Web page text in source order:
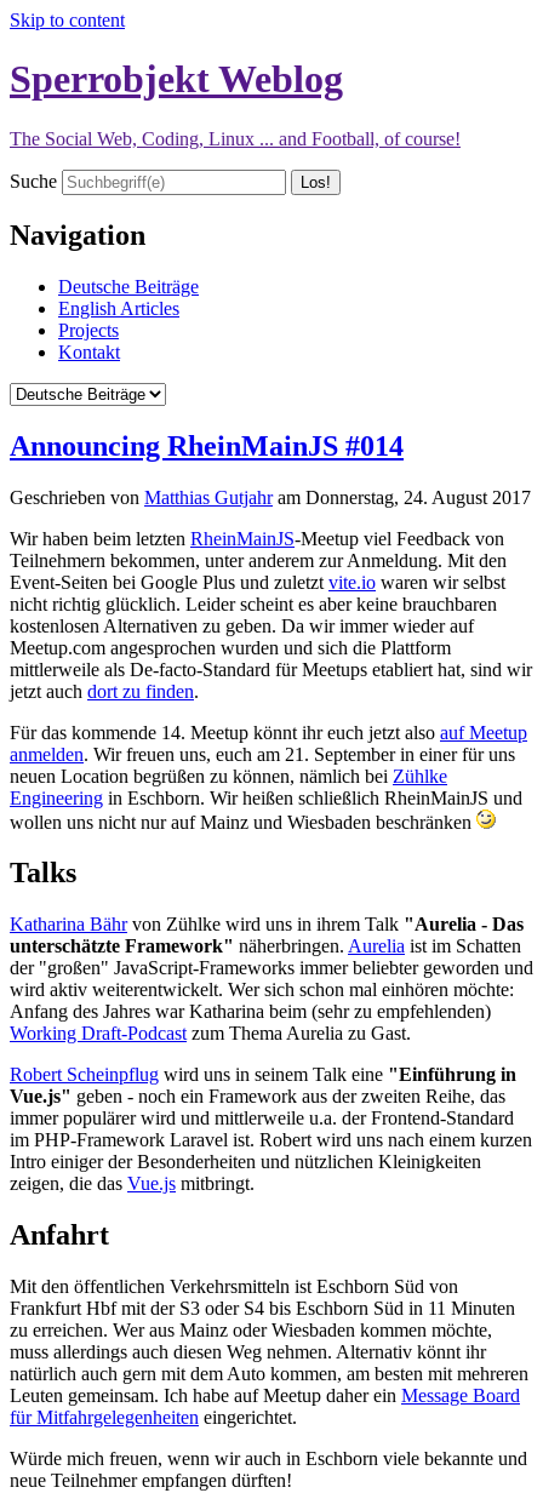
Skip to content
Sperrobjekt Weblog
The Social Web, Coding, Linux ... and Football, of course!
Suche
Navigation
Deutsche Beiträge
English Articles
Projects
Kontakt
Announcing RheinMainJS #014
Geschrieben von Matthias Gutjahram Donnerstag, 24. August 2017
Wir haben beim letzten RheinMainJS-Meetup viel Feedback von
Teilnehmern bekommen, unter anderem zur Anmeldung. Mit den
Event-Seiten bei Google Plus und zuletzt vite.io waren wir selbst
nicht richtig glücklich. Leider scheint es aber keine brauchbaren
kostenlosen Alternativen zu geben. Da wir immer wieder auf
Meetup.com angesprochen wurden und sich die Plattform
mittlerweile als De-facto-Standard für Meetups etabliert hat, sind wir
jetzt auch dort zu finden.
Für das kommende 14. Meetup könnt ihr euch jetzt also auf Meetup
anmelden. Wir freuen uns, euch am 21. September in einer für uns
neuen Location begrüßen zu können, nämlich bei Zühlke
Engineering in Eschborn. Wir heißen schließlich RheinMainJS und
wollen uns nicht nur auf Mainz und Wiesbaden beschränken
Talks
Katharina Bährvon Zühlke wird uns in ihrem Talk "Aurelia - Das
unterschätzte Framework" näherbringen. Aurelia ist im Schatten
der "großen" JavaScript-Frameworks immer beliebter geworden und
wird aktiv weiterentwickelt. Wer sich schon mal einhören möchte:
Anfang des Jahres war Katharina beim (sehr zu empfehlenden)
Working Draft-Podcast zum Thema Aurelia zu Gast.
Robert Scheinpflug wird uns in seinem Talk eine "Einführung in
Vue.js" geben - noch ein Framework aus der zweiten Reihe, das
immer populärer wird und mittlerweile u.a. der Frontend-Standard
im PHP-Framework Laravel ist. Robert wird uns nach einem kurzen
Intro einiger der Besonderheiten und nützlichen Kleinigkeiten
zeigen, die das Vue.js mitbringt.
Anfahrt
Mit den öffentlichen Verkehrsmitteln ist Eschborn Süd von
Frankfurt Hbf mit der S3 oder S4 bis Eschborn Süd in 11 Minuten
zu erreichen. Wer aus Mainz oder Wiesbaden kommen möchte,
muss allerdings auch diesen Weg nehmen. Alternativ könnt ihr
natürlich auch gern mit dem Auto kommen, am besten mit mehreren
Leuten gemeinsam. Ich habe auf Meetup daher ein Message Board
für Mitfahrgelegenheiten eingerichtet.
Würde mich freuen, wenn wir auch in Eschborn viele bekannte und
neue Teilnehmer empfangen dürften!